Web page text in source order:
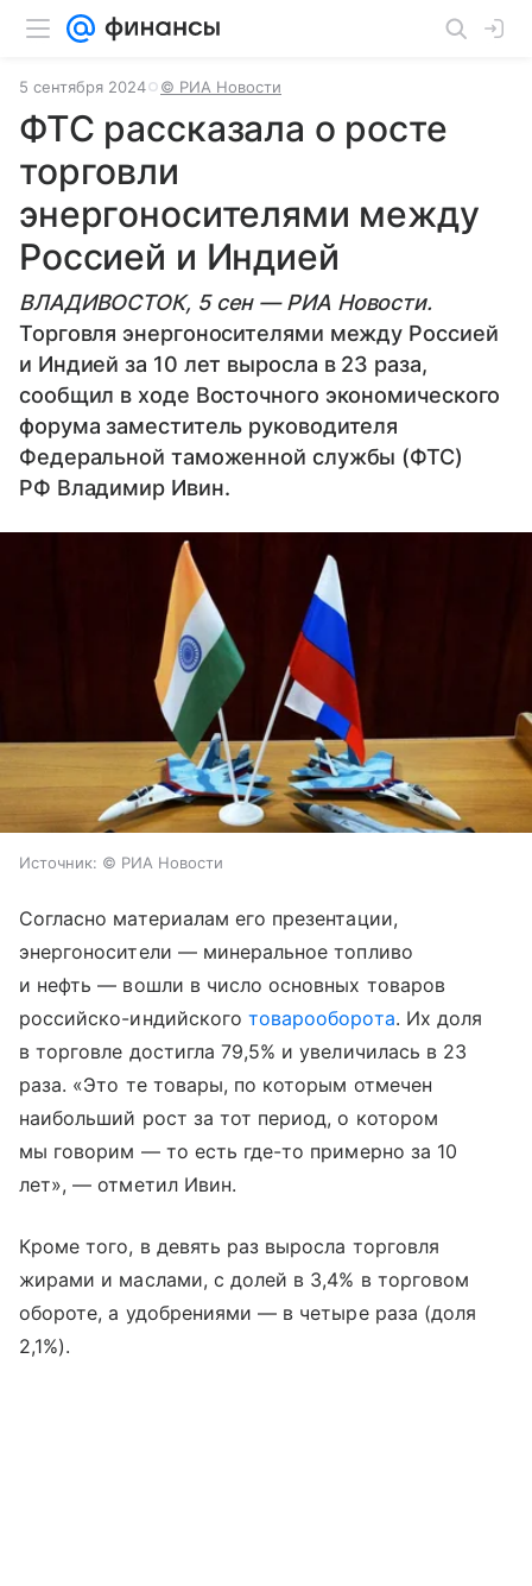
5 сентября 2024 © РИА Новости
ФТС рассказала о росте
торговли
энергоносителями между
Россией и Индией
ВЛАДИВОСТОК, 5 сен — РИА Новости.
Торговля энергоносителями между Россией
и Индией за 10 лет выросла в 23 раза,
сообщил в ходе Восточного экономического
форума заместитель руководителя
Федеральной таможенной службы (ФТС)
РФ Владимир Ивин.
Источник: © РИА Новости
Согласно материалам его презентации,
энергоносители — минеральное топливо
и нефть — вошли в число основных товаров
российско-индийскоготоварооборота. Их доля
в торговле достигла 79,5% и увеличилась в 23
раза. «Это те товары, по которым отмечен
наибольший рост за тот период, о котором
мы говорим — то есть где-то примерно за 10
лет», — отметил Ивин.
Кроме того, в девять раз выросла торговля
жирами и маслами, с долей в 3,4% в торговом
обороте, а удобрениями — в четыре раза (доля
2,1%).